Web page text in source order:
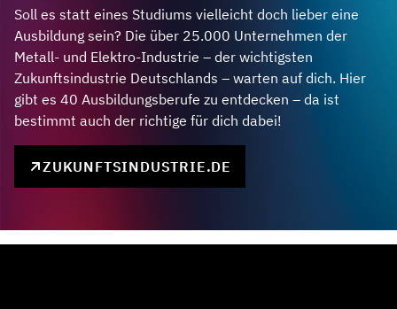
Soll es statt eines Studiums vielleicht doch lieber eine
Ausbildung sein? Die über 25.000 Unternehmen der
Metall- und Elektro-Industrie – der wichtigsten
Zukunftsindustrie Deutschlands – warten auf dich. Hier
gibt es 40 Ausbildungsberufe zu entdecken – da ist
bestimmt auch der richtige für dich dabei!
ZUKUNFTSINDUSTRIE.DE